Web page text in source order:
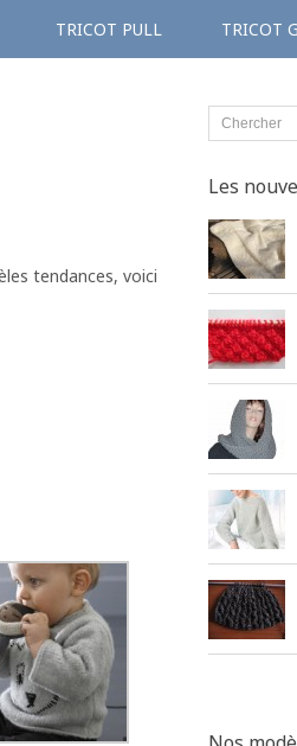
TRICOT PULL TRICOT
tendances, voici
Les